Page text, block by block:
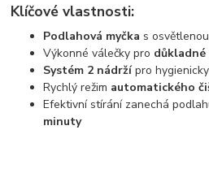
Klíčové vlastnosti:
Podlahová myčka s
Výkonné válečky pro
Systém 2 nádržípro
Rychlý režim automatického
Efektivní stírání zanechá
minuty